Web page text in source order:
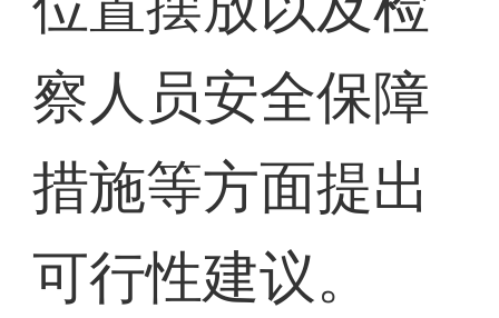
察人员安全保障
措施等方面提出
可行性建议。